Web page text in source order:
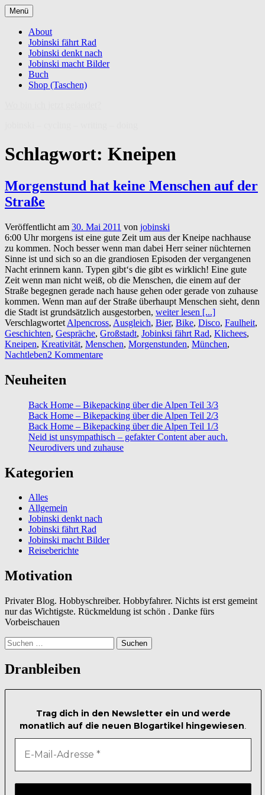
Zum
Inhalt
springen
Menü
About
Jobinski fährt Rad
Jobinski denkt nach
Jobinski macht Bilder
Buch
Shop (Taschen)
Schlagwort: Kneipen
Morgenstund hat keine Menschen auf der
Straße
Veröffentlicht am 30. Mai 2011 von jobinski
6:00 Uhr morgens ist eine gute Zeit um aus der Kneipe nachhause
zu kommen. Noch besser wenn man dabei Herr seiner nüchternen
Sinne ist und sich so an die grandiosen Episoden der vergangenen
Nacht erinnern kann. Typen gibt‘s die gibt es wirklich! Eine gute
Zeit wenn man nicht weiß, ob die Menschen, die einem auf der
Straße begegnen gerade nach hause gehen oder gerade von zuhause
kommen. Wenn man auf der Straße überhaupt Menschen sieht, denn
die Stadt ist grundsätzlich ausgestorben, weiter lesen [...]
Verschlagwortet Alpencross, Ausgleich, Bier, Bike, Disco, Faulheit,
Geschichten, Gespräche, Großstadt, Jobinksi fährt Rad, Klichees,
Kneipen, Kreativität, Menschen, Morgenstunden, München,
Nachtleben2 Kommentare
Neuheiten
Back Home – Bikepacking über die Alpen Teil 3/3
Back Home – Bikepacking über die Alpen Teil 2/3
Back Home – Bikepacking über die Alpen Teil 1/3
Neid ist unsympathisch – gefakter Content aber auch.
Neurodivers und zuhause
Kategorien
Alles
Allgemein
Jobinski denkt nach
Jobinski fährt Rad
Jobinski macht Bilder
Reiseberichte
Motivation
Privater Blog. Hobbyschreiber. Hobbyfahrer. Nichts ist erst gemeint
nur das Wichtigste. Rückmeldung ist schön . Danke fürs
Vorbeischauen
Suchen
nach:
Dranbleiben
Trag dich in den Newsletter ein und werde
monatlich auf die neuen Blogartikel hingewiesen.